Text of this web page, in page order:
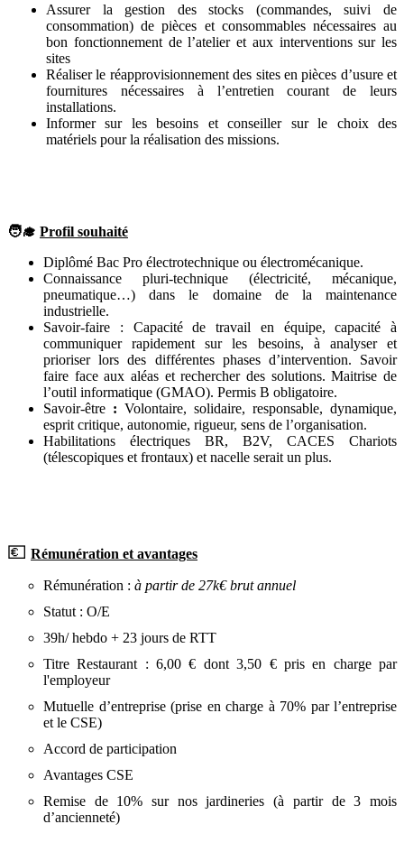
Assurer la gestion des stocks (commandes, suivi de
consommation) de pièces et consommables nécessaires au
bon fonctionnement de l’atelier et aux interventions sur les
sites
Réaliser le réapprovisionnement des sites en pièces d’usure et
fournitures nécessaires à l’entretien courant de leurs
installations.
Informer sur les besoins et conseiller sur le choix des
matériels pour la réalisation des missions.
🧑‍🎓 Profil souhaité
Diplômé Bac Pro électrotechnique ou électromécanique.
Connaissance pluri-technique (électricité, mécanique,
pneumatique…) dans le domaine de la maintenance
industrielle.
Savoir-faire : Capacité de travail en équipe, capacité à
communiquer rapidement sur les besoins, à analyser et
prioriser lors des différentes phases d’intervention. Savoir
faire face aux aléas et rechercher des solutions.Maitrise de
l’outil informatique (GMAO). Permis B obligatoire.
Savoir-être : Volontaire, solidaire, responsable, dynamique,
esprit critique, autonomie, rigueur, sens de l’organisation.
Habilitations électriques BR, B2V, CACES Chariots
(télescopiques et frontaux) et nacelle serait un plus.
💶 Rémunération et avantages
Rémunération : à partir de 27k€ brut annuel
Statut : O/E
39h/ hebdo + 23 jours de RTT
Titre Restaurant : 6,00 € dont 3,50 € pris en charge par
l'employeur
Mutuelle d’entreprise (prise en charge à 70% par l’entreprise
et le CSE)
Accord de participation
Avantages CSE
Remise de 10% sur nos jardineries (à partir de 3 mois
d’ancienneté)